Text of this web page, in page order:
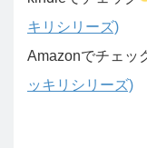
キリシリーズ)
Amazonでチェッ
ッキリシリーズ)